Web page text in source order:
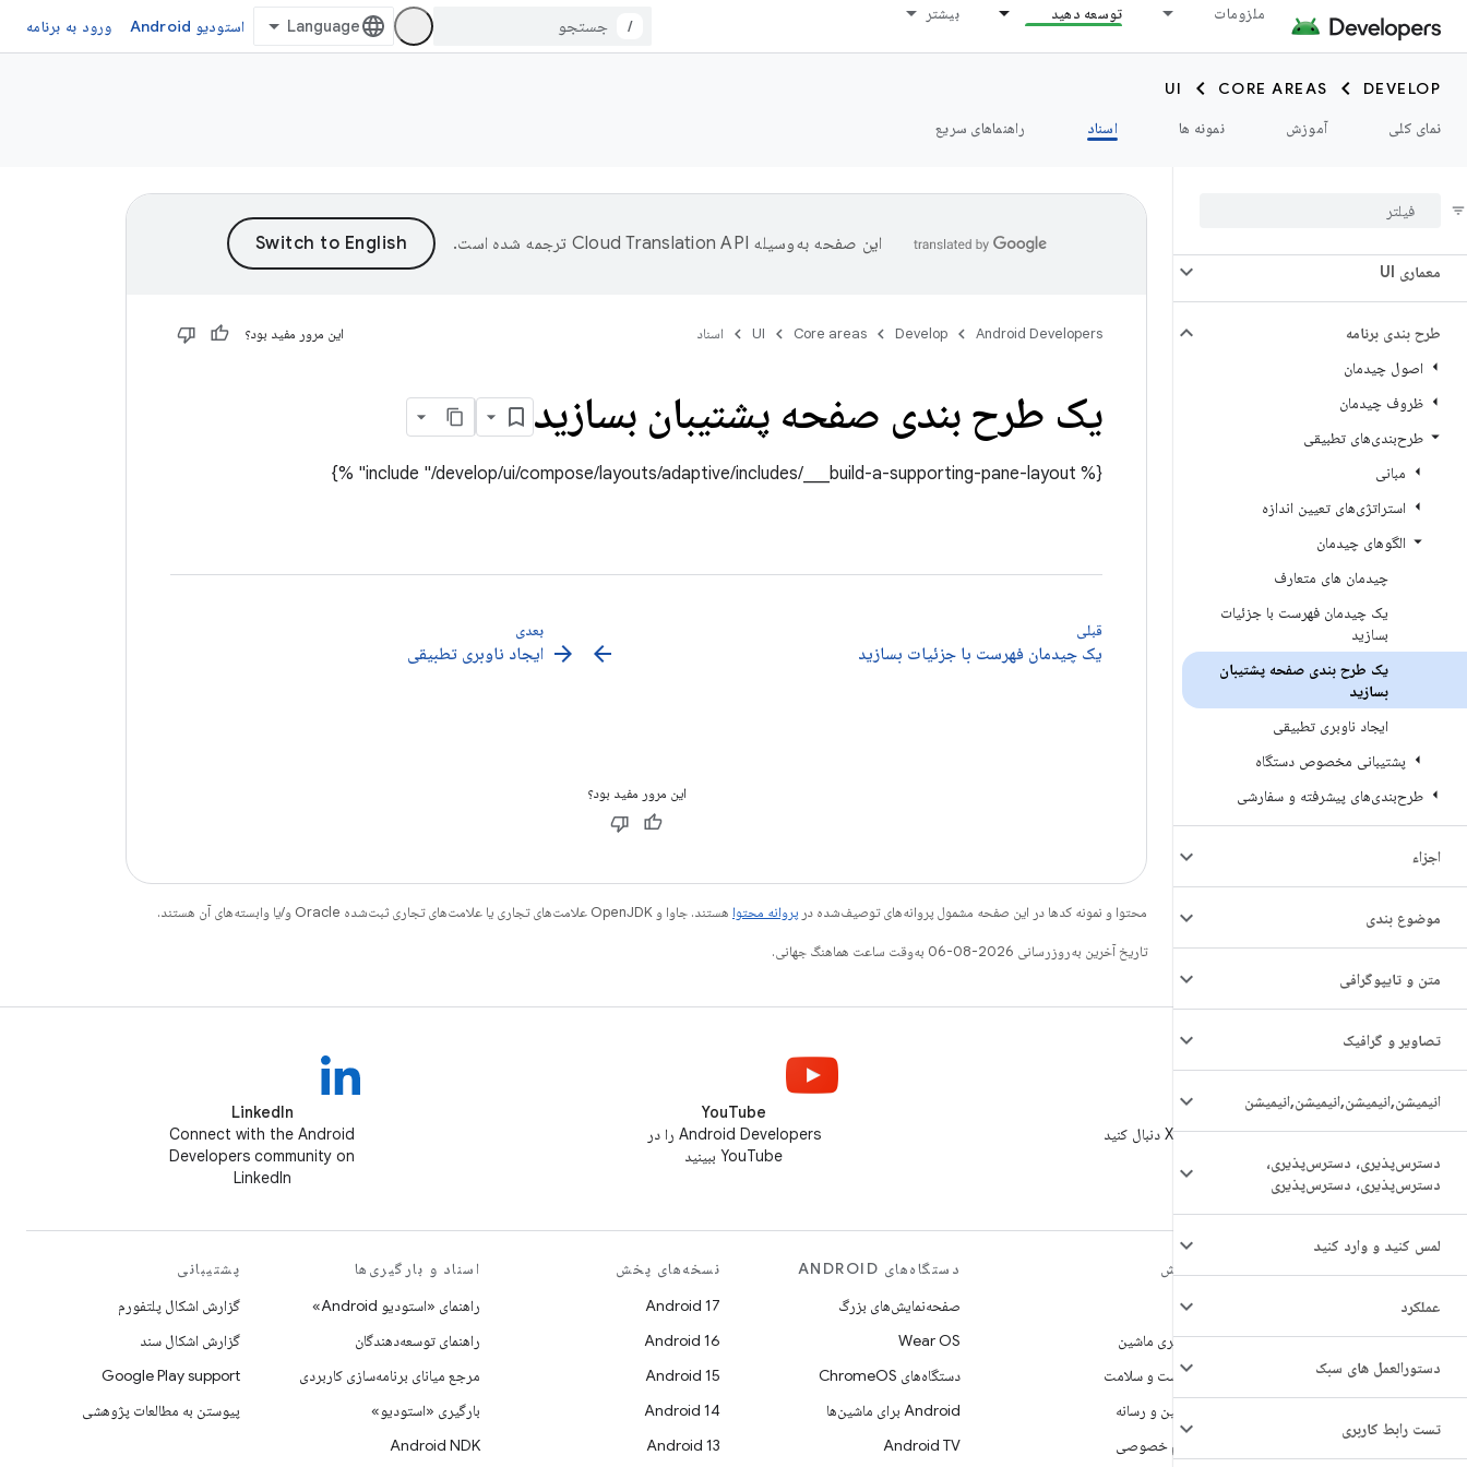
ملزومات توسعه دهید بیشتر
/ استودیو Android ورود به برنامه
DEVELOP
CORE AREAS
UI
نمای کلی
آموزش نمونه ها اسناد راهنماهای سریع
مقدمه
معماری UI
طرح بندی برنامه
اصول چیدمان
ظروف چیدمان
طرح‌بندی‌های تطبیقی
مبانی
استراتژی‌های تعیین اندازه
الگوهای چیدمان
چیدمان های متعارف
یک چیدمان فهرست با جزئیات
بسازید
یک طرح بندی صفحه پشتیبان
بسازید
ایجاد ناوبری تطبیقی
پشتیبانی مخصوص دستگاه
طرح‌بندی‌های پیشرفته و سفارشی
اجزاء
موضوع بندی
متن و تایپوگرافی
تصاویر و گرافیک
انیمیشن,انیمیشن,انیمیشن,انیمیشن
دسترس‌پذیری، دسترس‌پذیری،
دسترس‌پذیری، دسترس‌پذیری
لمس کنید و وارد کنید
عملکرد
دستورالعمل های سبک
تست رابط کاربری
این صفحه به‌وسیله ترجمه شده است.
Android Developers
Develop
Core areas
UI اسناد این مرور مفید بود؟
یک طرح بندی صفحه پشتیبان بسازید
{% include "/develop/ui/compose/layouts/adaptive/includes/___build-a-supporting-pane-layout" %}
قبلی
arrow_back یک چیدمان فهرست با جزئیات بسازید
بعدی
ایجاد ناوبری تطبیقی arrow_forward
این مرور مفید بود؟
محتوا و نمونه کدها در این صفحه مشمول پروانه‌های توصیف‌شده در پروانه محتوا هستند. جاوا و OpenJDK علامت‌های تجاری یا علامت‌های تجاری ثبت‌شده Oracle و/یا وابسته‌های آن هستند.
تاریخ آخرین به‌روزرسانی 2026-08-06 به‌وقت ساعت هماهنگ جهانی.
AndroidDev@ را در X دنبال کنید
YouTube
Android Developers را در
YouTube ببینید
LinkedIn
Connect with the Android
Developers community on
LinkedIn
Android برای سازمان‌ها
امنیت
منبع آزاد
کاوش
بازی
یادگیری ماشین
بهداشت و سلامت
دوربین و رسانه
حریم خصوصی
دستگاه‌های ANDROID
صفحه‌نمایش‌های بزرگ
Wear OS
دستگاه‌های ChromeOS
Android برای ماشین‌ها
Android TV
نسخه‌های پخش
Android 17
Android 16
Android 15
Android 14
Android 13
اسناد و بارگیری‌ها
راهنمای «استودیو Android»
راهنمای توسعه‌دهندگان
مرجع میانای برنامه‌سازی کاربردی
بارگیری «استودیو»
Android NDK
پشتیبانی
گزارش اشکال پلتفورم
گزارش اشکال سند
Google Play support
پیوستن به مطالعات پژوهشی